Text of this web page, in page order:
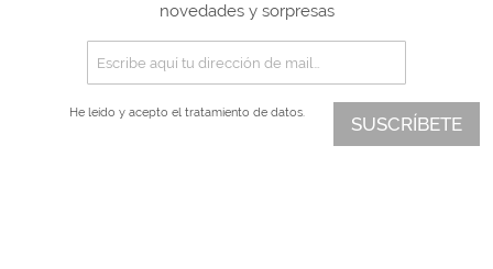
novedades y sorpresas
SUSCRÍBETE
He leído y acepto el tratamiento de datos.